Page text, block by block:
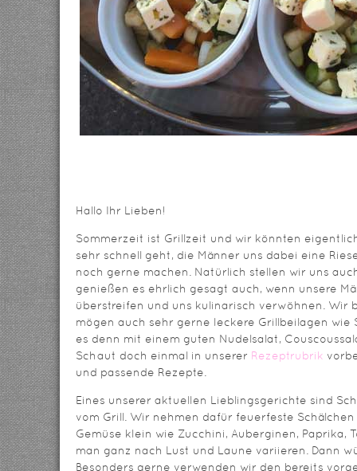
Hallo Ihr Lieben!
Sommerzeit ist Grillzeit und wir könnten
sehr schnell geht, die Männer uns dabei eine
noch gerne machen. Natürlich stellen wir uns
genießen es ehrlich gesagt auch, wenn unsere
überstreifen und uns kulinarisch verwöhnen. Wir
mögen auch sehr gerne leckere Grillbeilagen wie
es denn mit einem guten Nudelsalat,
Schaut doch einmal in unserer Rezeptrubrik
und passende Rezepte.
Eines unserer aktuellen Lieblingsgerichte sind
vom Grill. Wir nehmen dafür feuerfeste
Gemüse klein wie Zucchini, Auberginen, Paprika,
man ganz nach Lust und Laune variieren. Dann
Besonders gerne verwenden wir den bereits